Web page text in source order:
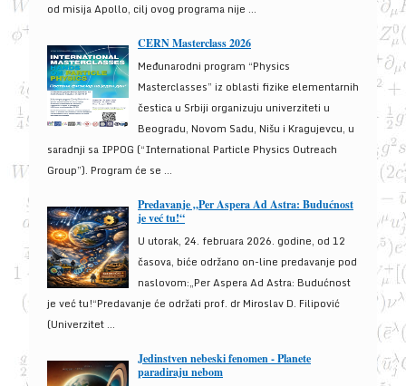
od misija Apollo, cilj ovog programa nije ...
CERN Masterclass 2026
Međunarodni program “Physics
Masterclasses” iz oblasti fizike elementarnih
čestica u Srbiji organizuju univerziteti u
Beogradu, Novom Sadu, Nišu i Kragujevcu, u
saradnji sa IPPOG (“International Particle Physics Outreach
Group”). Program će se ...
Predavanje „Per Aspera Ad Astra: Budućnost
je već tu!“
U utorak, 24. februara 2026. godine, od 12
časova, biće održano on-line predavanje pod
naslovom:„Per Aspera Ad Astra: Budućnost
je već tu!“Predavanje će održati prof. dr Miroslav D. Filipović
(Univerzitet ...
Jedinstven nebeski fenomen - Planete
paradiraju nebom